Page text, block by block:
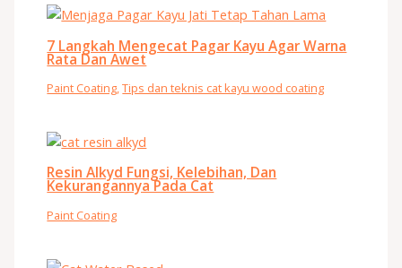
7 Langkah Mengecat Pagar Kayu Agar Warna
Rata Dan Awet
Paint Coating,Tips dan teknis cat kayu wood coating
Resin Alkyd Fungsi, Kelebihan, Dan
Kekurangannya Pada Cat
Paint Coating